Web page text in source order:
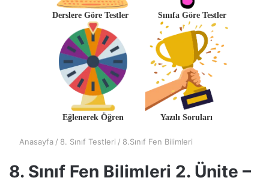
Derslere Göre Testler Sınıfa Göre Testler
Eğlenerek Öğren Yazılı Soruları
Anasayfa / 8. Sınıf Testleri / 8.Sınıf Fen Bilimleri
8. Sınıf Fen Bilimleri 2. Ünite –